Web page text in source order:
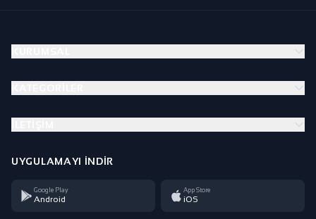
UYGULAMAYI İNDIR
Google Play
Android
App Store
iOS